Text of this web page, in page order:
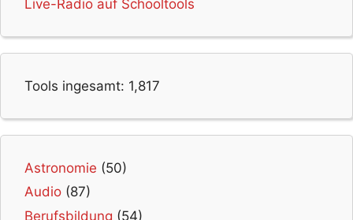
Live-Radio auf Schooltools
Tools ingesamt: 1,817
Astronomie (50)
Audio (87)
Berufsbildung (54)